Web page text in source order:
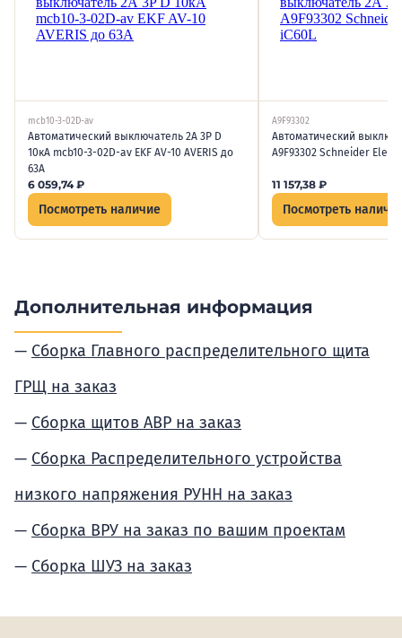
mcb10-3-02D-av
Автоматический выключатель 2А 3P D
10кА mcb10-3-02D-av EKF AV-10 AVERIS до
63А
6 059,74₽
Посмотреть наличие
A9F93302
Автоматический
A9F93302 Schneider
11 157,38 ₽
Посмотреть
Дополнительная информация
Сборка Главного распределительного щита
ГРЩ на заказ
Сборка щитов АВР на заказ
Сборка Распределительного устройства
низкого напряжения РУНН на заказ
Сборка ВРУ на заказ по вашим проектам
Сборка ШУЗ на заказ